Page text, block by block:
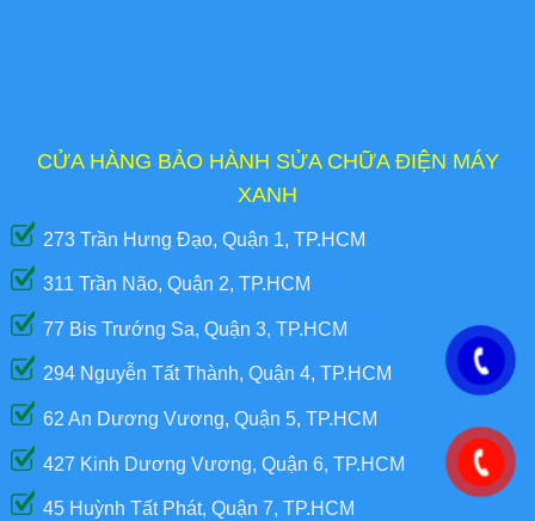
CỬA HÀNG BẢO HÀNH SỬA CHỮA ĐIỆN MÁY
XANH
273 Trần Hưng Đạo, Quận 1, TP.HCM
311 Trần Não, Quận 2, TP.HCM
77 Bis Trướng Sa, Quận 3, TP.HCM
294 Nguyễn Tất Thành, Quận 4, TP.HCM
62 An Dương Vương, Quận 5, TP.HCM
427 Kinh Dương Vương, Quận 6, TP.HCM
45 Huỳnh Tất Phát, Quận 7, TP.HCM